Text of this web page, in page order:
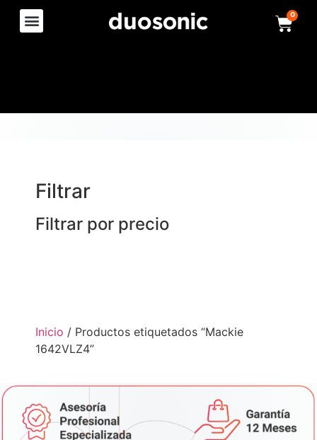
0
Filtrar
Filtrar por precio
Inicio / Productos etiquetados “Mackie
1642VLZ4”